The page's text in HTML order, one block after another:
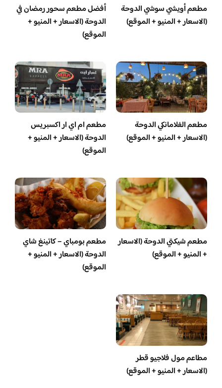
مطعم أويشي سوشي الدوحة
(الاسعار + المنيو + الموقع)
أفضل مطعم سحور رمضان في
الدوحة (الاسعار + المنيو +
الموقع)
مطعم الفلامانكي الدوحة
(الاسعار + المنيو + الموقع)
مطعم ام اي ار اكسبريس
الدوحة (الاسعار + المنيو +
الموقع)
مطعم شيكتي الدوحة (الاسعار
+ المنيو + الموقع)
مطعم بومباي – كاتينغ شاي
الدوحة (الاسعار + المنيو +
الموقع)
مطاعم مول فلاجيو قطر
(الاسعار + المنيو + الموقع)